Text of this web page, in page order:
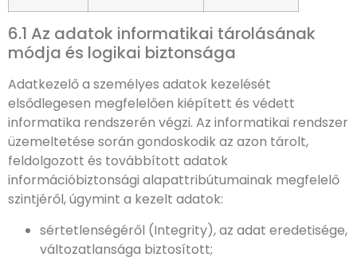
6.1 Az adatok informatikai tárolásának
módja és logikai biztonsága
Adatkezelő a személyes adatok kezelését
elsődlegesen megfelelően kiépített és védett
informatika rendszerén végzi. Az informatikai rendszer
üzemeltetése során gondoskodik az azon tárolt,
feldolgozott és továbbított adatok
információbiztonsági alapattribútumainak megfelelő
szintjéről, úgymint a kezelt adatok:
sértetlenségéről (Integrity), az adat eredetisége,
változatlansága biztosított;